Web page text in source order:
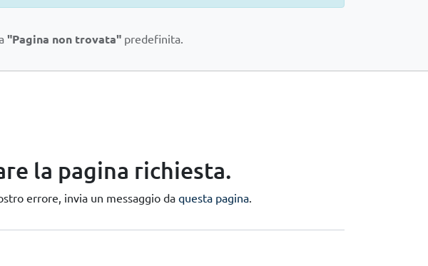
"Pagina non trovata" predefinita.
la pagina richiesta.
errore, invia un messaggio da questa pagina.